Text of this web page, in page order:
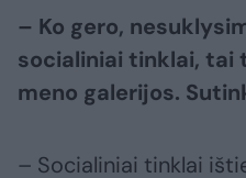
– Ko gero,
socialiniai tinklai, tai
meno galerijos.
– Socialiniai tinklai